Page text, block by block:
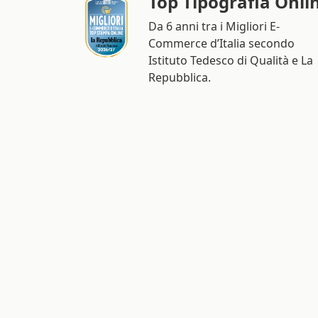
Da 6 anni tra i Migliori E-
Commerce d’Italia secondo
Istituto Tedesco di Qualità e La
Repubblica.